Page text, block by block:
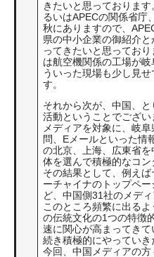
きたいと思っておりま
るいはAPECの関係省庁
秋にありますので、
県の中小企業の御紹介
ってきたいと思ってお
は航空機関係の工場が
ういった現場も少し見
す。
それから次が、中国、
活動ということでござ
メディアを対象に、岐
問、Eメールといった情
の北京、上海、広東省
体を選んで積極的なコン
その結果として、例え
ーチャイナのトップペ
ど、中国側31社のメデ
このところ頻繁に出る
の伝統文化の1つの特徴
速に関心が高まってき
続き積極的にやってい
今回、中国メディアの